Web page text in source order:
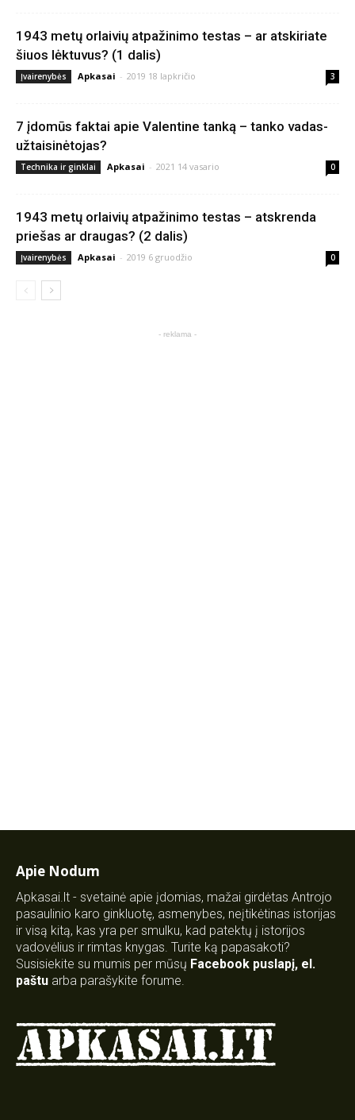
1943 metų orlaivių atpažinimo testas – ar atskiriate
šiuos lėktuvus? (1 dalis)
Įvairenybės Apkasai - 2019 18 lapkričio 3
7 įdomūs faktai apie Valentine tanką – tanko vadas-
užtaisinėtojas?
Technika ir ginklai Apkasai - 2021 14 vasario 0
1943 metų orlaivių atpažinimo testas – atskrenda
priešas ar draugas? (2 dalis)
Įvairenybės Apkasai - 2019 6 gruodžio 0
- reklama -
Apie Nodum
Apkasai.lt - svetainė apie įdomias, mažai girdėtas Antrojo
pasaulinio karo ginkluotę, asmenybes, neįtikėtinas istorijas
ir visą kitą, kas yra per smulku, kad patektų į istorijos
vadovėlius ir rimtas knygas. Turite ką papasakoti?
Susisiekite su mumis per mūsų Facebook puslapį, el.
paštu arba parašykite forume.